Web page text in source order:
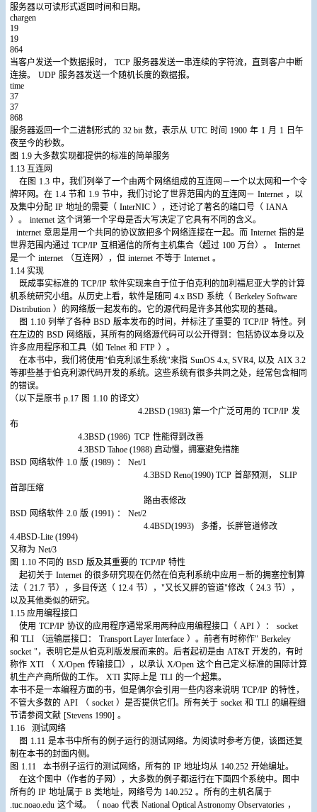
服务器以可读形式返回时间和日期。
chargen
19
19
864
当客户发送一个数据报时，
TCP 服务器发送一串连续的字符流，直到客户中断
连接。
UDP 服务器发送一个随机长度的数据报。
time
37
37
868
服务器返回一个二进制形式的 32 bit 数，表示从 UTC 时间 1900 年 1 月 1 日午
夜至今的秒数。
图 1.9 大多数实现都提供的标准的简单服务
1.13 互连网
在图 1.3 中，我们列举了一个由两个网络组成的互连网－一个以太网和一个令
牌环网。在 1.4 节和 1.9 节中，我们讨论了世界范围内的互连网－ Internet ，以
及集中分配 IP 地址的需要（ InterNIC ），还讨论了著名的端口号（ IANA
）。
internet 这个词第一个字母是否大写决定了它具有不同的含义。
internet 意思是用一个共同的协议族把多个网络连接在一起。而 Internet 指的是
世界范围内通过 TCP/IP 互相通信的所有主机集合（超过 100 万台）。
Internet
是一个 internet （互连网），但 internet 不等于 Internet 。
1.14 实现
既成事实标准的 TCP/IP 软件实现来自于位于伯克利的加利福尼亚大学的计算
机系统研究小组。从历史上看，软件是随同 4.x BSD 系统（ Berkeley Software
Distribution ）的网络版一起发布的。它的源代码是许多其他实现的基础。
图 1.10 列举了各种 BSD 版本发布的时间，并标注了重要的 TCP/IP 特性。列
在左边的 BSD 网络版，其所有的网络源代码可以公开得到：包括协议本身以及
许多应用程序和工具（如 Telnet 和 FTP ）。
在本书中，我们将使用"伯克利派生系统"来指 SunOS 4.x, SVR4, 以及 AIX 3.2
等那些基于伯克利源代码开发的系统。这些系统有很多共同之处，经常包含相同
的错误。
（以下是原书 p.17 图 1.10 的译文）
4.2BSD (1983) 第一个广泛可用的 TCP/IP 发
布
4.3BSD (1986) TCP 性能得到改善
4.3BSD Tahoe (1988) 启动慢，拥塞避免措施
BSD 网络软件 1.0 版 (1989) ：
Net/1
4.3BSD Reno(1990) TCP 首部预测，
SLIP
首部压缩
路由表修改
BSD 网络软件 2.0 版 (1991) ：
Net/2
4.4BSD(1993)
多播，长胖管道修改
4.4BSD-Lite (1994)
又称为 Net/3
图 1.10 不同的 BSD 版及其重要的 TCP/IP 特性
起初关于 Internet 的很多研究现在仍然在伯克利系统中应用－新的拥塞控制算
法（ 21.7 节），多目传送（ 12.4 节），"又长又胖的管道"修改（ 24.3 节），
以及其他类似的研究。
1.15 应用编程接口
使用 TCP/IP 协议的应用程序通常采用两种应用编程接口（ API ）：
socket
和 TLI （运输层接口： Transport Layer Interface ）。前者有时称作" Berkeley
socket "，表明它是从伯克利版发展而来的。后者起初是由 AT&T 开发的，有时
称作 XTI （ X/Open 传输接口），以承认 X/Open 这个自己定义标准的国际计算
机生产产商所做的工作。
XTI 实际上是 TLI 的一个超集。
本书不是一本编程方面的书，但是偶尔会引用一些内容来说明 TCP/IP 的特性，
不管大多数的 API （ socket ）是否提供它们。所有关于 socket 和 TLI 的编程细
节请参阅文献 [Stevens 1990] 。
1.16
测试网络
图 1.11 是本书中所有的例子运行的测试网络。为阅读时参考方便，该图还复
制在本书的封面内侧。
图 1.11 本书例子运行的测试网络，所有的 IP 地址均从 140.252 开始编址。
在这个图中（作者的子网），大多数的例子都运行在下面四个系统中。图中
所有的 IP 地址属于 B 类地址，网络号为 140.252 。所有的主机名属于
.tuc.noao.edu 这个域。（ noao 代表 National Optical Astronomy Observatories ，